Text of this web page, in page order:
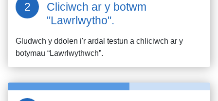
Cliciwch ar y botwm
"Lawrlwytho".
Gludwch y ddolen i'r ardal testun a chliciwch ar y
botymau “Lawrlwythwch”.